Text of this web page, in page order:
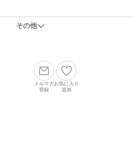
その他
メルマガ
登録
お気に入り
追加